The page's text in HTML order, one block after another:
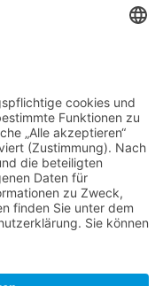
sinnvolle
Impressum
Einstellungen